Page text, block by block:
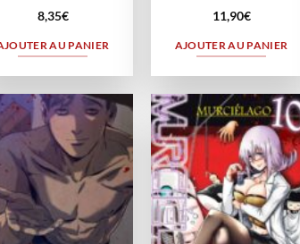
8,35€
AU PANIER
11,90€
AJOUTER AU PANIER
Ajouter
wishlist
Ajouter
à la
wishlist